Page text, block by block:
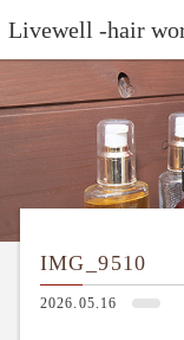
Livewell -hair
IMG_9510
2026.05.16